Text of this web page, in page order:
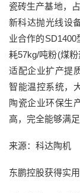
瓷砖生产基地，
新科达抛光线设
业合作的
耗57kg/吨粉(煤粉
适配企业扩产提
智能温控系统，
陶瓷企业环保生
高，完全能够满
来源：科达陶机
东鹏控股获得实